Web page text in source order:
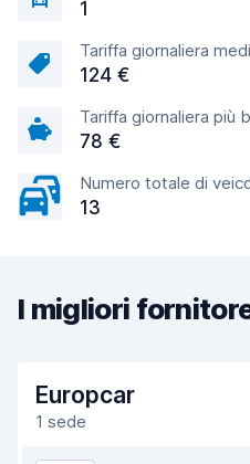
1
Tariffa giornaliera
124 €
Tariffa giornaliera più
78 €
Numero totale di
13
I migliori
Europcar
1 sede